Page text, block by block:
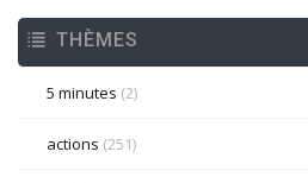
THÈMES
5 minutes (2)
actions (251)